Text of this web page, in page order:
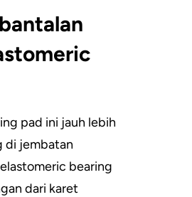
pad ini jauh lebih
di jembatan
bearing
dari karet